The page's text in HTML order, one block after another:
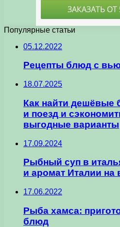
Популярные статьи
05.12.2022
Рецепты блюд с
18.07.2025
Как найти дешёвые
и поезд и
выгодные варианты
17.09.2024
Рыбный суп в
и аромат Италии на
17.06.2022
Рыба хамса:
блюд